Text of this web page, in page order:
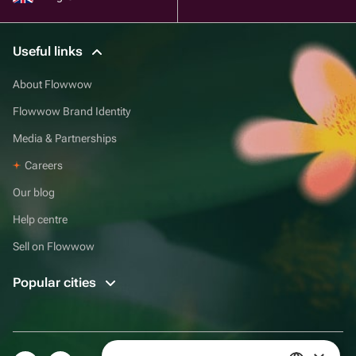
Useful links
About Flowwow
Flowwow Brand Identity
Media & Partnerships
Careers
Our blog
Help centre
Sell on Flowwow
Popular cities